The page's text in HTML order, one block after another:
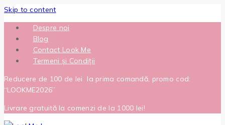
Skip to content
Despre noi
Blog
Contact Look Me
Termeni și Condiții
Reducere de 100 de lei la prima comandă, promo cod:
“LOOKME2026”
Livrare gratuită la comenzi de la 1000 lei!